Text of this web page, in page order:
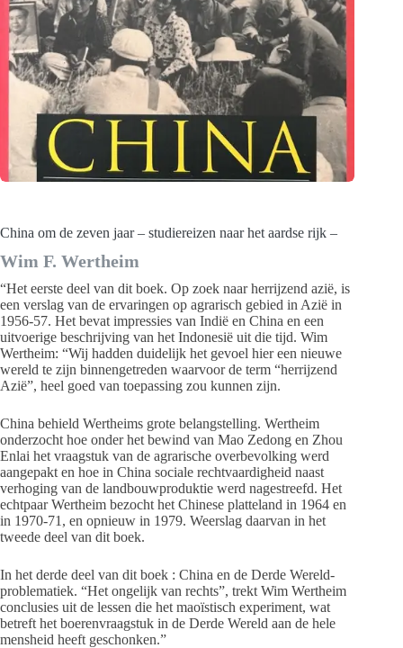
China om de zeven jaar – studiereizen naar het aardse rijk –
Wim F. Wertheim
“Het eerste deel van dit boek. Op zoek naar herrijzend azië, is
een verslag van de ervaringen op agrarisch gebied in Azië in
1956-57. Het bevat impressies van Indië en China en een
uitvoerige beschrijving van het Indonesië uit die tijd. Wim
Wertheim: “Wij hadden duidelijk het gevoel hier een nieuwe
wereld te zijn binnengetreden waarvoor de term “herrijzend
Azië”, heel goed van toepassing zou kunnen zijn.
China behield Wertheims grote belangstelling. Wertheim
onderzocht hoe onder het bewind van Mao Zedong en Zhou
Enlai het vraagstuk van de agrarische overbevolking werd
aangepakt en hoe in China sociale rechtvaardigheid naast
verhoging van de landbouwproduktie werd nagestreefd. Het
echtpaar Wertheim bezocht het Chinese platteland in 1964 en
in 1970-71, en opnieuw in 1979. Weerslag daarvan in het
tweede deel van dit boek.
In het derde deel van dit boek : China en de Derde Wereld-
problematiek. “Het ongelijk van rechts”, trekt Wim Wertheim
conclusies uit de lessen die het maoïstisch experiment, wat
betreft het boerenvraagstuk in de Derde Wereld aan de hele
mensheid heeft geschonken.”